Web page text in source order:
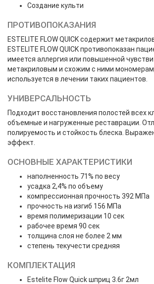
Создание культи
ПРОТИВОПОКАЗАНИЯ
ESTELITE FLOW QUICK содержит
ESTELITE FLOW QUICK противопоказан
имеется аллергия или повышенной
метакриловым и схожим с ними
используется в лечении таких пациентов.
УНИВЕРСАЛЬНОСТЬ
Подходит восстановления полостей всех
объемные и нагруженные реставрации.
полируемость и стойкость блеска.
эффект.
ОСНОВНЫЕ ХАРАКТЕРИСТИКИ
наполненность 71% по весу
усадка 2,4% по объему
компрессионная прочность 392 МПа
прочность на изгиб 156 МПа
время полимеризации 10 сек
рабочее время 90 сек
толщина слоя не более 2 мм
степень текучести средняя
КОМПЛЕКТАЦИЯ
Estelite Flow Quick шприц 3.6г 2мл